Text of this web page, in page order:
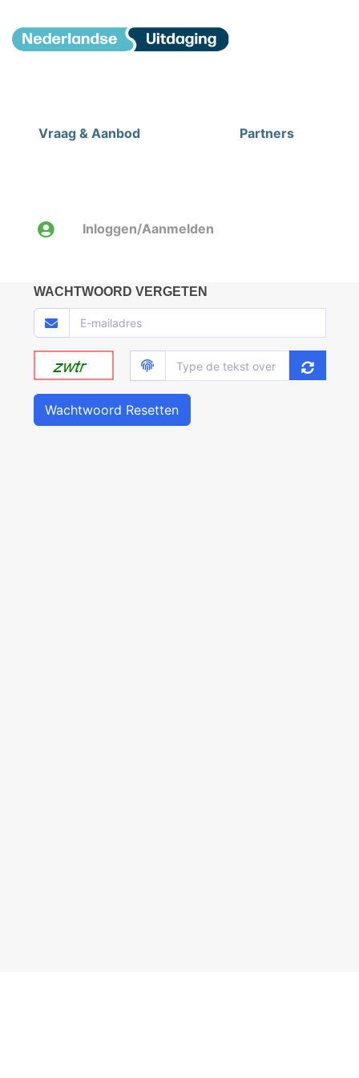
Vraag & Aanbod Partners
Inloggen/Aanmelden
WACHTWOORD VERGETEN
Wachtwoord Resetten